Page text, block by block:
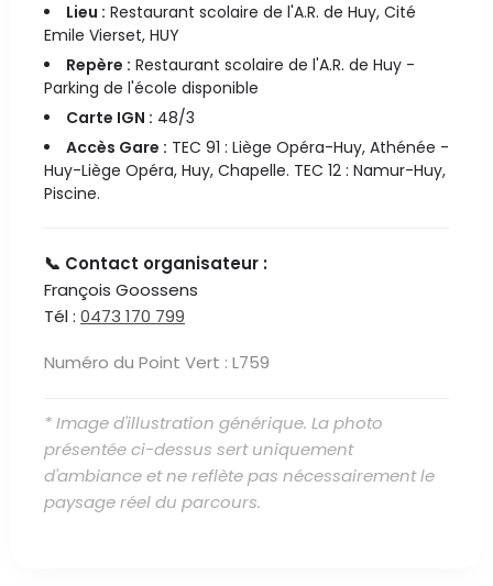
Lieu : Restaurant scolaire de l'A.R. de Huy, Cité
Emile Vierset, HUY
Repère : Restaurant scolaire de l'A.R. de Huy -
Parking de l'école disponible
Carte IGN : 48/3
Accès Gare : TEC 91 : Liège Opéra-Huy, Athénée -
Huy-Liège Opéra, Huy, Chapelle. TEC 12 : Namur-Huy,
Piscine.
📞 Contact organisateur :
François Goossens
Tél : 0473 170 799
Numéro du Point Vert : L759
* Image d'illustration générique. La photo
présentée ci-dessus sert uniquement
d'ambiance et ne reflète pas nécessairement le
paysage réel du parcours.